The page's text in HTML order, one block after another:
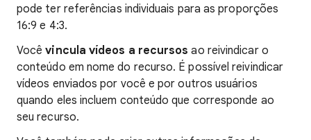
pode ter referências individuais para as proporções
16:9 e 4:3.
Vocêvincula vídeos a recursos ao reivindicar o
conteúdo em nome do recurso. É possível reivindicar
vídeos enviados por você e por outros usuários
quando eles incluem conteúdo que corresponde ao
seu recurso.